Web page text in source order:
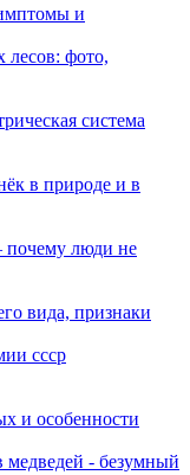
и
лесов: фото,
система
в природе и в
почему люди не
вида, признаки
ссср
и особенности
медведей - безумный